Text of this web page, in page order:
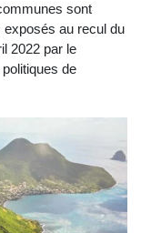
sont
exposés au recul du
2022 par le
de